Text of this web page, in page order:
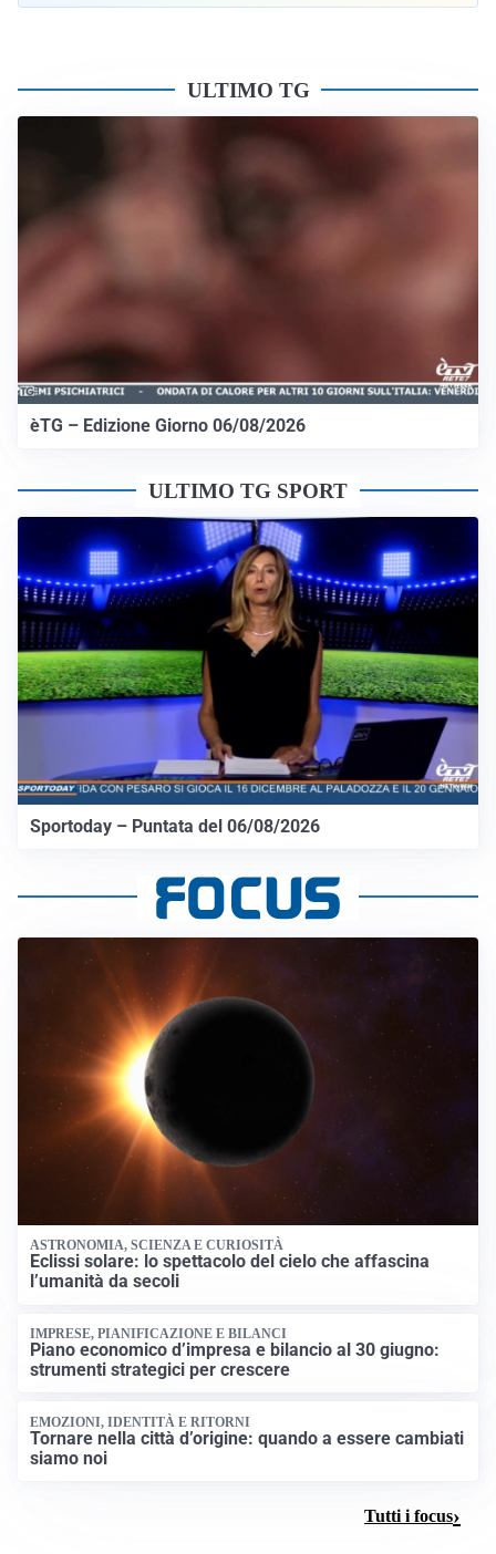
ULTIMO TG
èTG – Edizione Giorno 06/08/2026
ULTIMO TG SPORT
Sportoday – Puntata del 06/08/2026
ASTRONOMIA, SCIENZA E CURIOSITÀ
Eclissi solare: lo spettacolo del cielo che affascina
l’umanità da secoli
IMPRESE, PIANIFICAZIONE E BILANCI
Piano economico d’impresa e bilancio al 30 giugno:
strumenti strategici per crescere
EMOZIONI, IDENTITÀ E RITORNI
Tornare nella città d’origine: quando a essere cambiati
siamo noi
Tutti i focus